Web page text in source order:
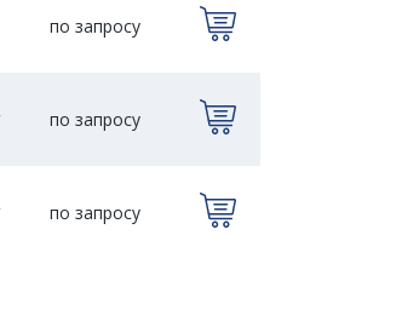
по запросу
по запросу
по запросу